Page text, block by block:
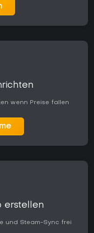
und Ranked-Events
Steuerung und
Sowohl für
Karrierefortschritte
Varianten. Das Spiel
Golferfahrung
wenn Preise fallen
erstellen
und Steam-Sync frei